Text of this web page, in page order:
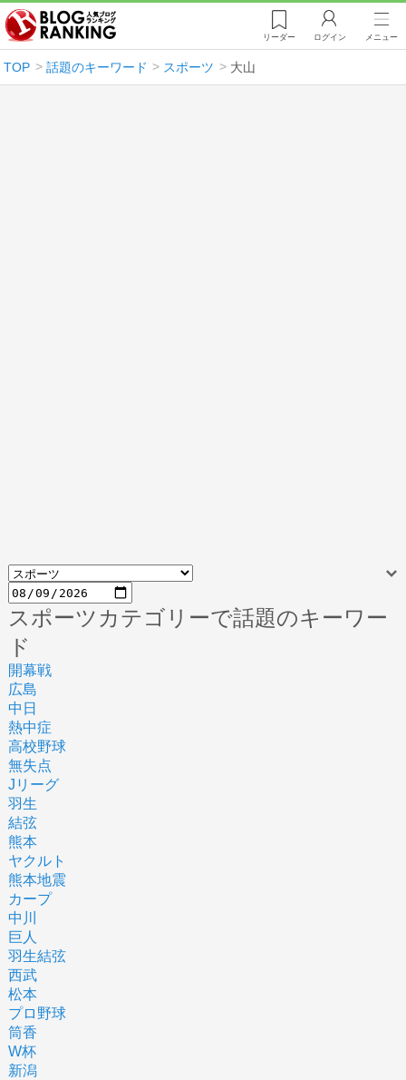
リーダー ログイン メニュー
TOP 話題のキーワード スポーツ 大山
スポーツカテゴリーで話題のキーワー
ド
開幕戦
広島
中日
熱中症
高校野球
無失点
Jリーグ
羽生
結弦
熊本
ヤクルト
熊本地震
カープ
中川
巨人
羽生結弦
西武
松本
プロ野球
筒香
W杯
新潟